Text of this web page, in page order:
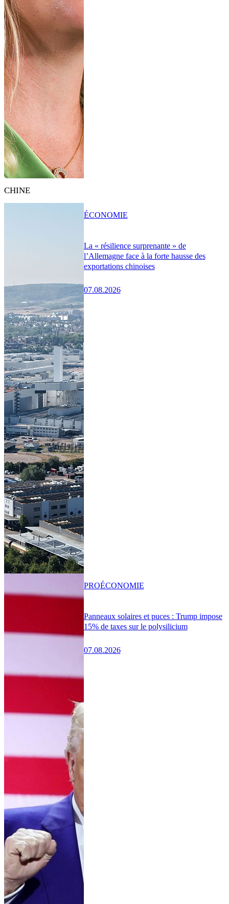
CHINE
La « résilience surprenante » de
l’Allemagne face à la forte hausse des
exportations chinoises
07.08.2026
ÉCONOMIE
Panneaux solaires et puces : Trump impose
15% de taxes sur le polysilicium
07.08.2026
PROÉCONOMIE